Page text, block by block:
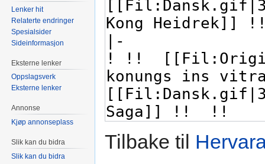
Tilbake til
Lenker hit
Relaterte endringer
Spesialsider
Sideinformasjon
Eksterne lenker
Oppslagsverk
Eksterne lenker
Annonse
Kjøp annonseplass
Slik kan du bidra
Slik kan du bidra